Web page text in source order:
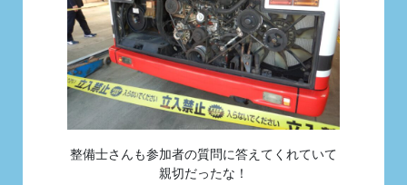
整備士さんも参加者の質問に答えてくれていて
親切だったな！